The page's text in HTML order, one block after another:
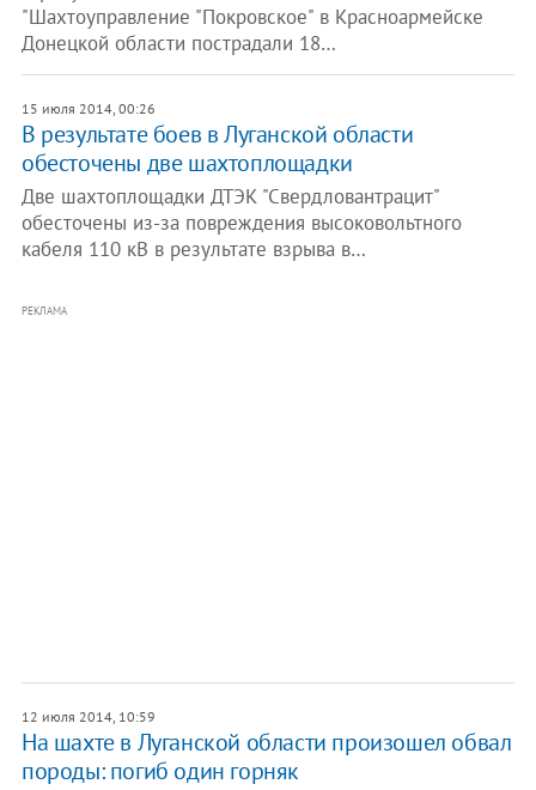
"Шахтоуправление "Покровское" в Красноармейске
Донецкой области пострадали 18…
15 июля 2014, 00:26
В результате боев в Луганской области
обесточены две шахтоплощадки
Две шахтоплощадки ДТЭК "Свердловантрацит"
обесточены из-за повреждения высоковольтного
кабеля 110 кВ в результате взрыва в…
РЕКЛАМА
12 июля 2014, 10:59
На шахте в Луганской области произошел обвал
породы: погиб один горняк